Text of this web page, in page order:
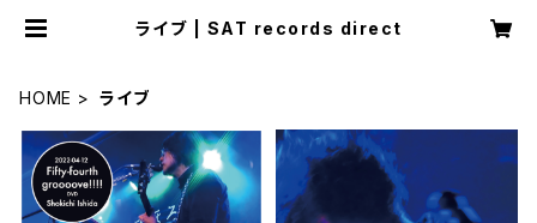
ライブ | SAT records direct
HOME ライブ